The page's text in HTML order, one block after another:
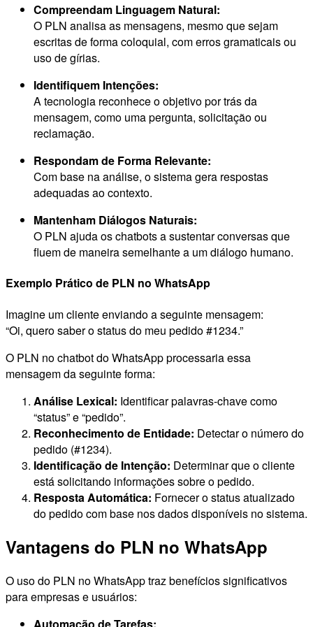
Compreendam Linguagem Natural:
O PLN analisa as mensagens, mesmo que sejam
escritas de forma coloquial, com erros gramaticais ou
uso de gírias.
Identifiquem Intenções:
A tecnologia reconhece o objetivo por trás da
mensagem, como uma pergunta, solicitação ou
reclamação.
Respondam de Forma Relevante:
Com base na análise, o sistema gera respostas
adequadas ao contexto.
Mantenham Diálogos Naturais:
O PLN ajuda os chatbots a sustentar conversas que
fluem de maneira semelhante a um diálogo humano.
Exemplo Prático de PLN no WhatsApp
Imagine um cliente enviando a seguinte mensagem:
“Oi, quero saber o status do meu pedido #1234.”
O PLN no chatbot do WhatsApp processaria essa
mensagem da seguinte forma:
Análise Lexical: Identificar palavras-chave como
“status” e “pedido”.
Reconhecimento de Entidade: Detectar o número do
pedido (#1234).
Identificação de Intenção: Determinar que o cliente
está solicitando informações sobre o pedido.
Resposta Automática: Fornecer o status atualizado
do pedido com base nos dados disponíveis no sistema.
Vantagens do PLN no WhatsApp
O uso do PLN no WhatsApp traz benefícios significativos
para empresas e usuários: